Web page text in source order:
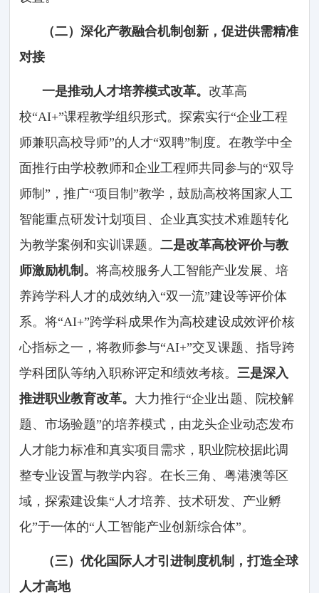
（二）深化产教融合机制创新，促进供需精准
对接
一是推动人才培养模式改革。改革高
校“AI+”课程教学组织形式。探索实行“企业工程
师兼职高校导师”的人才“双聘”制度。在教学中全
面推行由学校教师和企业工程师共同参与的“双导
师制”，推广“项目制”教学，鼓励高校将国家人工
智能重点研发计划项目、企业真实技术难题转化
为教学案例和实训课题。二是改革高校评价与教
师激励机制。将高校服务人工智能产业发展、培
养跨学科人才的成效纳入“双一流”建设等评价体
系。将“AI+”跨学科成果作为高校建设成效评价核
心指标之一，将教师参与“AI+”交叉课题、指导跨
学科团队等纳入职称评定和绩效考核。 三是深入
推进职业教育改革。 大力推行“企业出题、院校解
题、市场验题”的培养模式，由龙头企业动态发布
人才能力标准和真实项目需求，职业院校据此调
整专业设置与教学内容。在长三角、粤港澳等区
域，探索建设集“人才培养、技术研发、产业孵
化”于一体的“人工智能产业创新综合体”。
（三）优化国际人才引进制度机制，打造全球
人才高地